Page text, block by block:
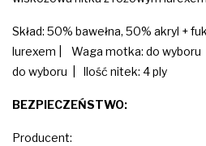
Skład: 50% bawełna, 50% akryl +
lurexem | Waga motka: do
do wyboru | Ilość nitek: 4 ply
BEZPIECZEŃSTWO:
Producent: